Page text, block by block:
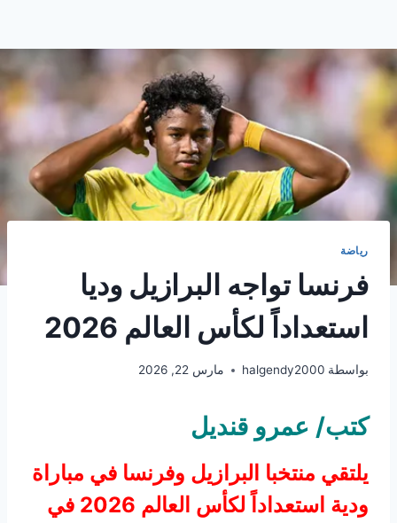
رياضة
فرنسا تواجه البرازيل وديا
استعداداً لكأس العالم 2026
بواسطة halgendy2000 مارس 22, 2026
كتب/ عمرو قنديل
يلتقي منتخبا البرازيل وفرنسا في مباراة
ودية استعداداً لكأس العالم 2026 في